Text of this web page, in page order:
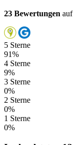
23 Bewertungen auf
5 Sterne
91%
4 Sterne
9%
3 Sterne
0%
2 Sterne
0%
1 Sterne
0%